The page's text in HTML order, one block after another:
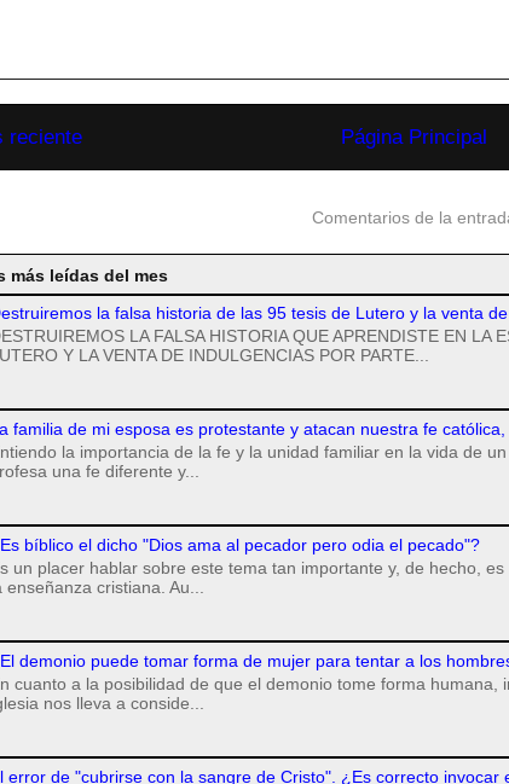
reciente Página Principal
Comentarios de la
más leídas del mes
la falsa historia de las 95 tesis de Lutero y la venta
LA FALSA HISTORIA QUE APRENDISTE EN LA
Y LA VENTA DE INDULGENCIAS POR PARTE...
familia de mi esposa es protestante y atacan nuestra fe
la importancia de la fe y la unidad familiar en la vida de
una fe diferente y...
bíblico el dicho "Dios ama al pecador pero odia el pecado"?
un placer hablar sobre este tema tan importante y, de hecho,
enseñanza cristiana. Au...
demonio puede tomar forma de mujer para tentar a los
cuanto a la posibilidad de que el demonio tome forma
nos lleva a conside...
error de "cubrirse con la sangre de Cristo". ¿Es correcto